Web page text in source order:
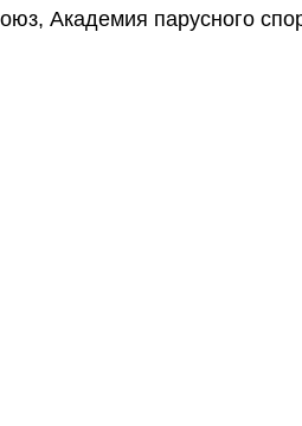
Академия парусного